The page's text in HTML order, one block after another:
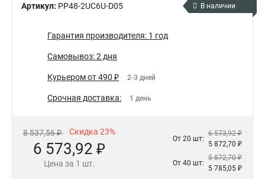
Артикул: PP48-2UC6U-D05 В наличии
Гарантия производителя: 1 год
Самовывоз: 2 дня
Курьером от 490 ₽ 2-3 дней
Срочная доставка: 1 день
8 537,56 ₽ Скидка 23%
6 573,92 ₽
Цена за 1 шт.
От 20 шт:
6 573,92 ₽
5 872,70 ₽
От 40 шт:
5 872,70 ₽
5 785,05 ₽